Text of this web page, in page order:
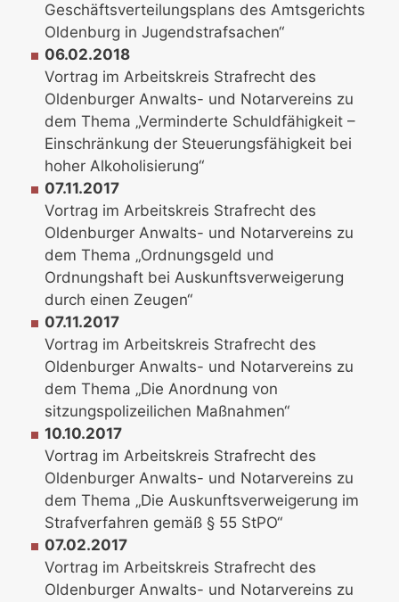
Geschäftsverteilungsplans des Amtsgerichts
Oldenburg in Jugendstrafsachen“
06.02.2018
Vortrag im Arbeitskreis Strafrecht des
Oldenburger Anwalts- und Notarvereins zu
dem Thema „Verminderte Schuldfähigkeit –
Einschränkung der Steuerungsfähigkeit bei
hoher Alkoholisierung“
07.11.2017
Vortrag im Arbeitskreis Strafrecht des
Oldenburger Anwalts- und Notarvereins zu
dem Thema „Ordnungsgeld und
Ordnungshaft bei Auskunftsverweigerung
durch einen Zeugen“
07.11.2017
Vortrag im Arbeitskreis Strafrecht des
Oldenburger Anwalts- und Notarvereins zu
dem Thema „Die Anordnung von
sitzungspolizeilichen Maßnahmen“
10.10.2017
Vortrag im Arbeitskreis Strafrecht des
Oldenburger Anwalts- und Notarvereins zu
dem Thema „Die Auskunftsverweigerung im
Strafverfahren gemäß § 55 StPO“
07.02.2017
Vortrag im Arbeitskreis Strafrecht des
Oldenburger Anwalts- und Notarvereins zu